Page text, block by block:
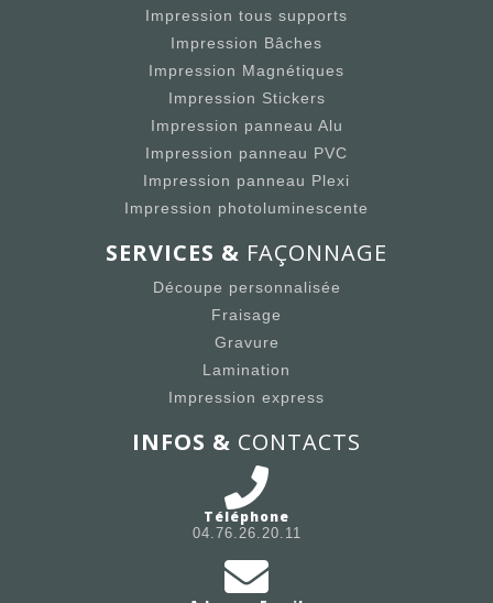
Impression tous supports
Impression Bâches
Impression Magnétiques
Impression Stickers
Impression panneau Alu
Impression panneau PVC
Impression panneau Plexi
Impression photoluminescente
SERVICES & FAÇONNAGE
Découpe personnalisée
Fraisage
Gravure
Lamination
Impression express
INFOS & CONTACTS
Téléphone
04.76.26.20.11